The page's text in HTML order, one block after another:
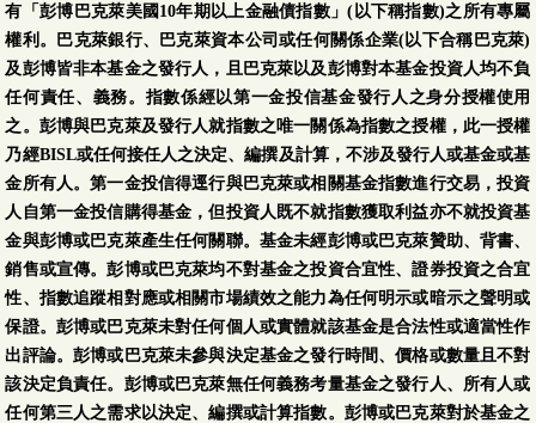
有「彭博巴克萊美國10年期以上金融債指數」(以下稱指數)之所有專屬
權利。巴克萊銀行、巴克萊資本公司或任何關係企業(以下合稱巴克萊)
及彭博皆非本基金之發行人，且巴克萊以及彭博對本基金投資人均不負
任何責任、義務。指數係經以第一金投信基金發行人之身分授權使用
之。彭博與巴克萊及發行人就指數之唯一關係為指數之授權，此一授權
乃經BISL或任何接任人之決定、編撰及計算，不涉及發行人或基金或基
金所有人。第一金投信得逕行與巴克萊或相關基金指數進行交易，投資
人自第一金投信購得基金，但投資人既不就指數獲取利益亦不就投資基
金與彭博或巴克萊產生任何關聯。基金未經彭博或巴克萊贊助、背書、
銷售或宣傳。彭博或巴克萊均不對基金之投資合宜性、證券投資之合宜
性、指數追蹤相對應或相關市場績效之能力為任何明示或暗示之聲明或
保證。彭博或巴克萊未對任何個人或實體就該基金是合法性或適當性作
出評論。彭博或巴克萊未參與決定基金之發行時間、價格或數量且不對
該決定負責任。彭博或巴克萊無任何義務考量基金之發行人、所有人或
任何第三人之需求以決定、編撰或計算指數。彭博或巴克萊對於基金之